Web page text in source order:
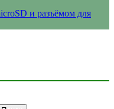
и разъёмом для